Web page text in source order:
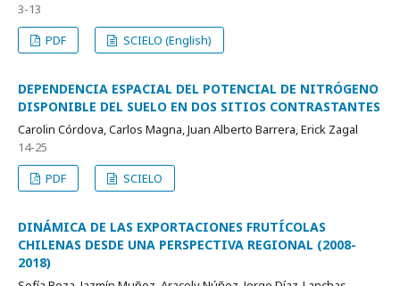
3-13
PDF
SCIELO (English)
DEPENDENCIA ESPACIAL DEL POTENCIAL DE NITRÓGENO
DISPONIBLE DEL SUELO EN DOS SITIOS CONTRASTANTES
Carolin Córdova, Carlos Magna, Juan Alberto Barrera, Erick Zagal
14-25
PDF
SCIELO
DINÁMICA DE LAS EXPORTACIONES FRUTÍCOLAS
CHILENAS DESDE UNA PERSPECTIVA REGIONAL (2008-
2018)